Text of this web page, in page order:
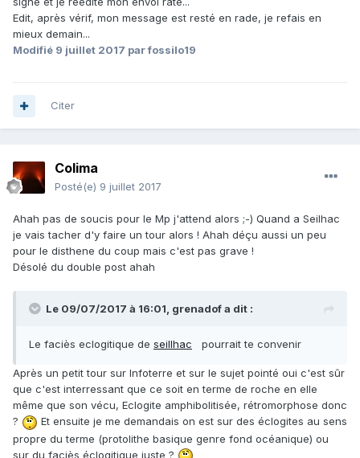
Edit, après vérif, mon message est resté en rade, je refais en
mieux demain...
Modifié 9 juillet 2017 par fossilo19
Citer
Colima
Posté(e) 9 juillet 2017
Ahah pas de soucis pour le Mp j'attend alors ;-) Quand a Seilhac
je vais tacher d'y faire un tour alors ! Ahah déçu aussi un peu
pour le disthene du coup mais c'est pas grave !
Désolé du double post ahah
Le 09/07/2017 à 16:01, grenadofa dit :
Le faciès eclogitique de seillhac pourrait te convenir
Après un petit tour sur Infoterre et sur le sujet pointé oui c'est sûr
que c'est interressant que ce soit en terme de roche en elle
même que son vécu, Eclogite amphibolitisée, rétromorphose donc
?
Et ensuite je me demandais on est sur des éclogites au sens
propre du terme (protolithe basique genre fond océanique) ou
sur du faciès éclogitique juste ?